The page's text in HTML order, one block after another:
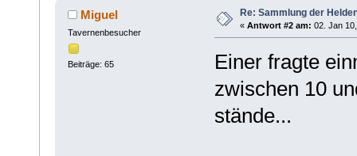
Miguel
Tavernenbesucher
Beiträge: 65
Re: Sammlung der
« Antwort #2 am: 02. Jan
Einer fragte
zwischen 10
stände...